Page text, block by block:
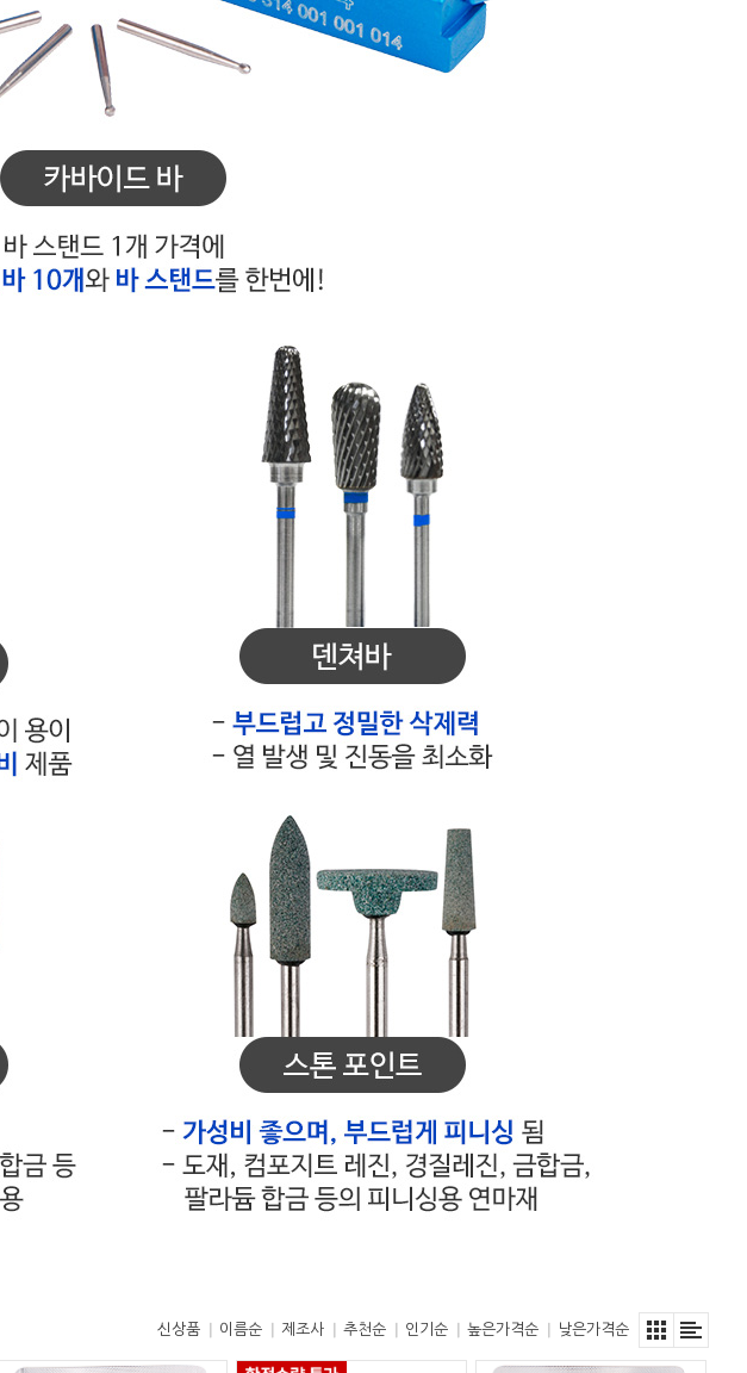
신상품 이름순 제조사 추천순 인기순 높은가격순 낮은가격순